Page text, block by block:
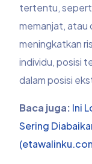
tertentu,
memanjat, atau
meningkatkan
individu, posisi
dalam posisi
Baca juga: Ini
Sering